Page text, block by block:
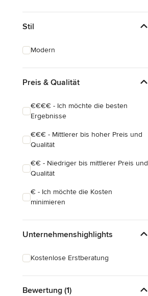
Baudenkmalpflege
Hausbau
Alle anzeigen
Stil
Modern
Preis & Qualität
€€€€ - Ich möchte die besten
Ergebnisse
€€€ - Mittlerer bis hoher Preis und
Qualität
€€ - Niedriger bis mittlerer Preis und
Qualität
€ - Ich möchte die Kosten
minimieren
Unternehmenshighlights
Kostenlose Erstberatung
Bewertung (1)